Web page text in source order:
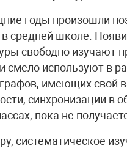
годы произошли
в средней школе.
свободно изучают
смело используют в
имеющих свой
синхронизации в
пока не
систематическое